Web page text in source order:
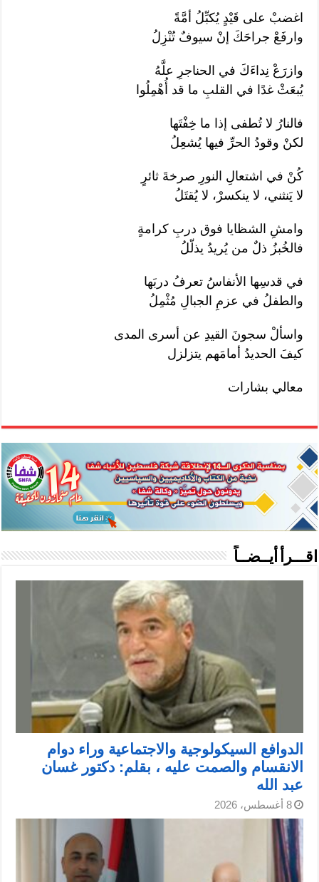
اغضبْ على قَيْدٍ يُكبِّلُ أمَّةً
وارفَعْ جراحَكَ إنْ سيوفٌ تُنْزِلُ
وازرَعْ نِداءَكَ في الحناجرِ علَّهُ
يُبعَثْ غدًا في القلبِ ما قد أُهْمِلُوا
فالنارُ لا تُطفى إذا ما خِفْتَها
لكنْ وقودُ الحرِّ فيها يُشعِلُ
كُنْ في اشتعالِ النورِ صرخةَ ثائرٍ
لا يَنثني، لا ينكسرْ، لا يُقتَلُ
وامشِ الشظايا فوق دربِ كرامةٍ
فالخُبزُ ذلٌ من يُريدُ يذلّلُ
في قدسِها الأنفاسُ تعرفُ دربَها
والطفلُ في عزمِ الجبالِ مُثْمِلُ
واسألْ سجونَ القيدِ عن أسرى المدى
كيفَ الحديدُ أمامَهم يتزلزل
معالي بشارات
اقـــرأ أيــضــاً
الدوافع السيكولوجية والاجتماعية وراء دوام
الانقسام والصمت عليه ، بقلم: دكتور غسان
عبد الله
8 أغسطس، 2026